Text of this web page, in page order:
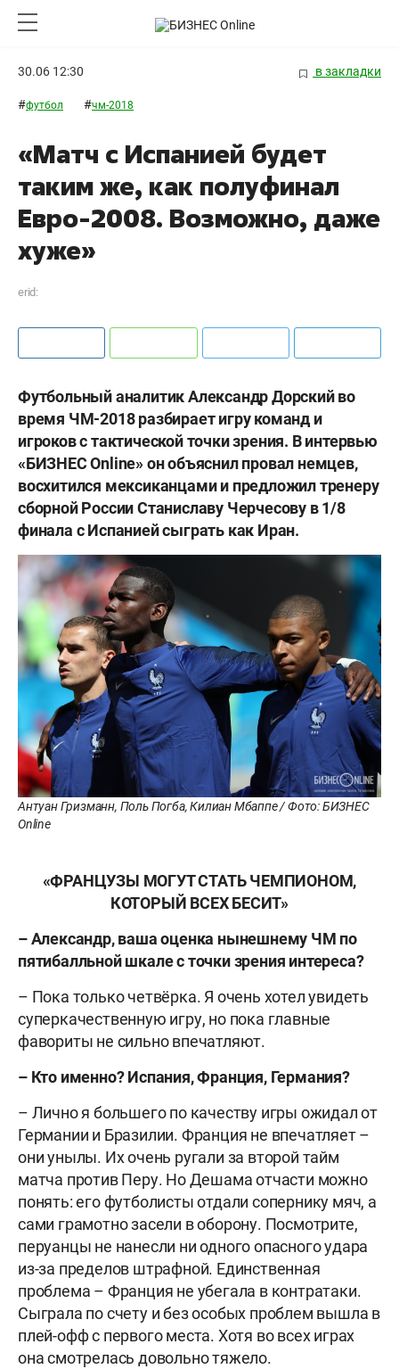
30.06 12:30 в закладки
#футбол #чм-2018
«Матч с Испанией будет
таким же, как полуфинал
Евро-2008. Возможно, даже
хуже»
erid:
Футбольный аналитик Александр Дорский во
время ЧМ-2018 разбирает игру команд и
игроков с тактической точки зрения. В интервью
«БИЗНЕС Online» он объяснил провал немцев,
восхитился мексиканцами и предложил тренеру
сборной России Станиславу Черчесову в 1/8
финала с Испанией сыграть как Иран.
Антуан Гризманн, Поль Погба, Килиан Мбаппе / Фото: БИЗНЕС
Online
«ФРАНЦУЗЫ МОГУТ СТАТЬ ЧЕМПИОНОМ,
КОТОРЫЙ ВСЕХ БЕСИТ»
– Александр, ваша оценка нынешнему ЧМ по
пятибалльной шкале с точки зрения интереса?
– Пока только четвёрка. Я очень хотел увидеть
суперкачественную игру, но пока главные
фавориты не сильно впечатляют.
– Кто именно? Испания, Франция, Германия?
– Лично я большего по качеству игры ожидал от
Германии и Бразилии. Франция не впечатляет –
они унылы. Их очень ругали за второй тайм
матча против Перу. Но Дешама отчасти можно
понять: его футболисты отдали сопернику мяч, а
сами грамотно засели в оборону. Посмотрите,
перуанцы не нанесли ни одного опасного удара
из-за пределов штрафной. Единственная
проблема – Франция не убегала в контратаки.
Сыграла по счету и без особых проблем вышла в
плей-офф с первого места. Хотя во всех играх
она смотрелась довольно тяжело.